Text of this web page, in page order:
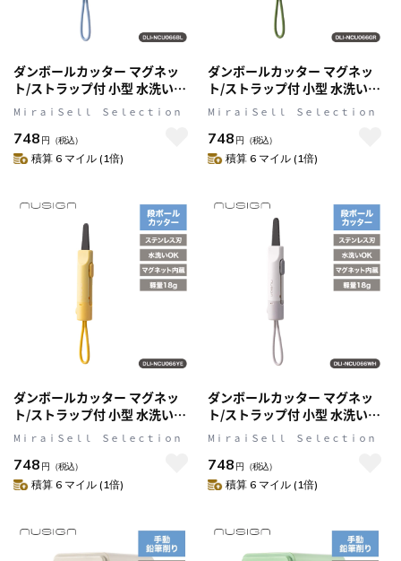
ダンボールカッター マグネッ
ト/ストラップ付 小型 水洗い可
ブルー nusign[ニューサイン]
DLI-NCU066BL
MⅰｒａｉＳｅｌｌ Ｓｅｌｅｃｔｉｏｎ
748 円 （税込）
積算 6 マイル (1倍)
ダンボールカッター マグネッ
ト/ストラップ付 小型 水洗い可
グリーン nusign[ニューサイン]
DLI-NCU066GR
MⅰｒａｉＳｅｌｌ Ｓｅｌｅｃｔｉｏｎ
748 円 （税込）
積算 6 マイル (1倍)
ダンボールカッター マグネッ
ト/ストラップ付 小型 水洗い可
イエロー nusign[ニューサイン]
MⅰｒａｉＳｅｌｌ Ｓｅｌｅｃｔｉｏｎ
748 円 （税込）
積算 6 マイル (1倍)
ダンボールカッター マグネッ
ト/ストラップ付 小型 水洗い可
ホワイト nusign[ニューサイン]
MⅰｒａｉＳｅｌｌ Ｓｅｌｅｃｔｉｏｎ
748 円 （税込）
積算 6 マイル (1倍)